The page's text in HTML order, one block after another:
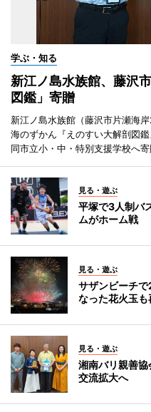
学ぶ・知る
新江ノ島水族館、藤沢
図鑑」寄贈
新江ノ島水族館（藤沢市片瀬海
海のずかん『えのすい大解剖図
同市立小・中・特別支援学校へ寄
見る・遊ぶ
平塚で3人制バ
ムがホーム戦
見る・遊ぶ
サザンビーチ
なった花火玉も
見る・遊ぶ
湘南バリ親善
交流拡大へ